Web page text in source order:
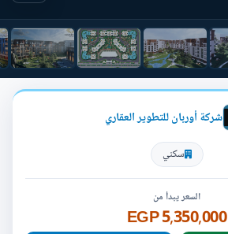
شركة أوربان للتطوير العقاري
سكني
السعر يبدأ من
5,350,000 EGP